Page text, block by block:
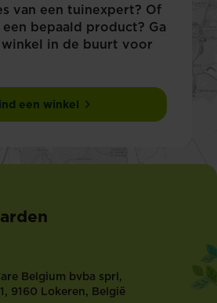
van een tuinexpert? Of
bepaald product? Ga
in de buurt voor
een winkel
Belgium bvba sprl,
9160 Lokeren, België